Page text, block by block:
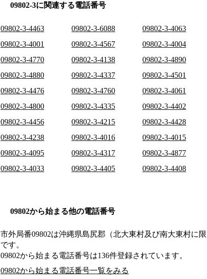
09802-3に関連する電話番号
09802-3-4463 09802-3-6088 09802-3-4063
09802-3-4001
09802-3-4567 09802-3-4004
09802-3-4770
09802-3-4138 09802-3-4890
09802-3-4880
09802-3-4337 09802-3-4501
09802-3-4476
09802-3-4760 09802-3-4061
09802-3-4800
09802-3-4335 09802-3-4402
09802-3-4456
09802-3-4215 09802-3-4428
09802-3-4238
09802-3-4016 09802-3-4015
09802-3-4095
09802-3-4317 09802-3-4877
09802-3-4033
09802-3-4405 09802-3-4408
09802から始まる他の電話番号
市外局番09802は沖縄県島尻郡（北大東村及び南大東村に限
です。
09802から始まる電話番号は136件登録されています。
09802から始まる電話番号一覧をみる